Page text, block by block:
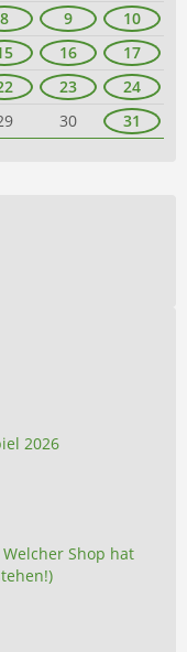
8 9
10
16
17
23
24
30 31
2026
Shop hat